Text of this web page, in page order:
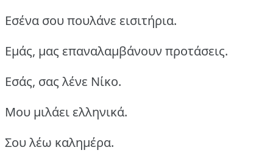
Εσένα σου πουλάνε εισιτήρια.
Εμάς, μας επαναλαμβάνουν προτάσεις.
Εσάς, σας λένε Νίκο.
Μου μιλάει ελληνικά.
Σου λέω καλημέρα.